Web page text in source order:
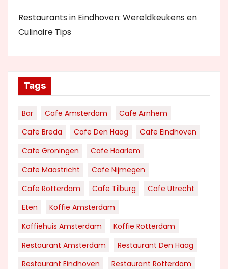
Restaurants in Eindhoven: Wereldkeukens en
Culinaire Tips
Tags
Bar Cafe Amsterdam
Cafe Arnhem
Cafe Breda
Cafe Den Haag
Cafe Eindhoven
Cafe Groningen
Cafe Haarlem
Cafe Maastricht
Cafe Nijmegen
Cafe Rotterdam
Cafe Tilburg
Cafe Utrecht
Eten
Koffie Amsterdam
Koffiehuis Amsterdam
Koffie Rotterdam
Restaurant Amsterdam
Restaurant Den Haag
Restaurant Eindhoven
Restaurant Rotterdam